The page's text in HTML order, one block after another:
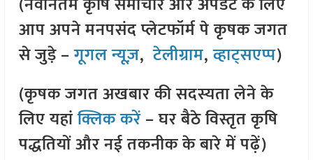
आप अपने मनपसंद प्लेटफॉर्म पे कृषक जगत
से जुड़े –गूगल न्यूज़,टेलीग्राम,व्हाट्सएप्प)
(कृषक जगत अखबार की सदस्यता लेने के
लिए यहांक्लिक करें– घर बैठे विस्तृत कृषि
पद्धतियों और नई तकनीक के बारे में पढ़ें)